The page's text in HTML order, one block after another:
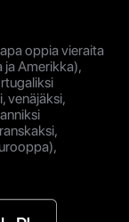
oppia vieraita
ja Amerikka),
venäjäksi,